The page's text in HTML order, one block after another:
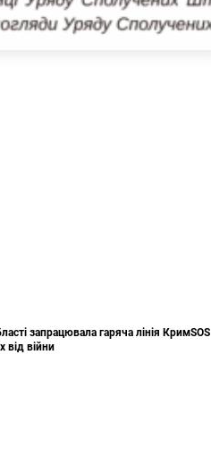
запрацювала гаряча лінія КримSOS
від війни